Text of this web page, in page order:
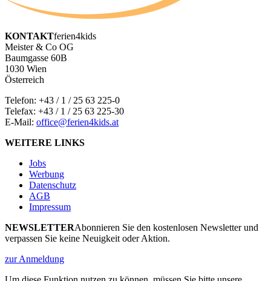
KONTAKTferien4kids
Meister & Co OG
Baumgasse 60B
1030 Wien
Österreich
Telefon: +43 / 1 / 25 63 225-0
Telefax: +43 / 1 / 25 63 225-30
E-Mail: office@ferien4kids.at
WEITERE LINKS
Jobs
Werbung
Datenschutz
AGB
Impressum
NEWSLETTERAbonnieren Sie den kostenlosen Newsletter und
verpassen Sie keine Neuigkeit oder Aktion.
zur Anmeldung